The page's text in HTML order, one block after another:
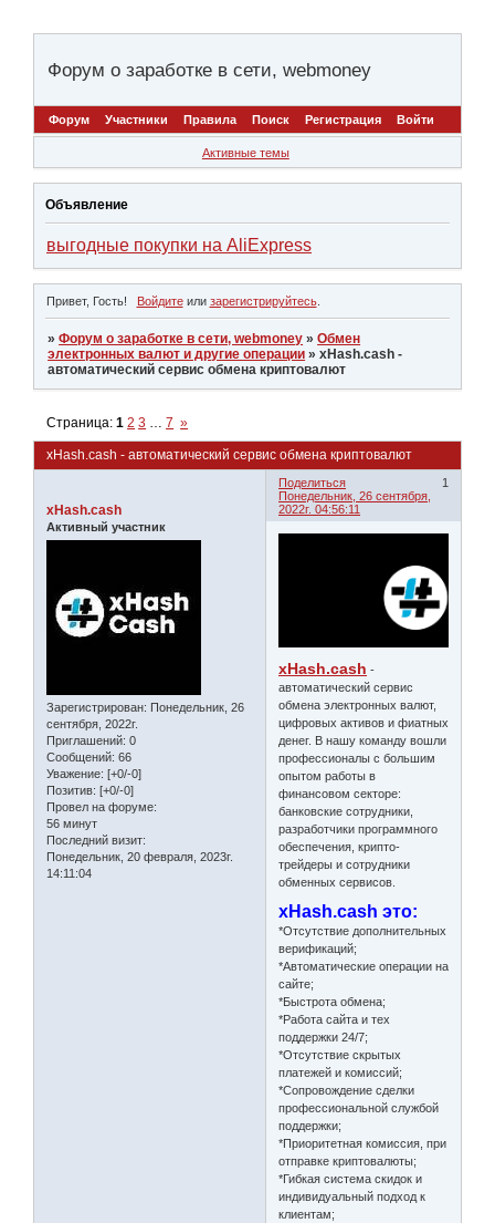
Форум о заработке в сети, webmoney
Форум Участники Правила Поиск Регистрация Войти
Активные темы
Объявление
выгодные покупки на AliExpress
Привет, Гость! Войдитеили зарегистрируйтесь.
»Форум о заработке в сети, webmoney »Обмен
электронных валют и другие операции »xHash.cash -
автоматический сервис обмена криптовалют
xHash.cash - автоматический сервис обмена криптовалют
Страница:1 2 3 … 7 »
Поделиться
1
Понедельник, 26 сентября,
2022г. 04:56:11
xHash.cash
Активный участник
Зарегистрирован: Понедельник, 26
сентября, 2022г.
Приглашений: 0
Сообщений: 66
Уважение: [+0/-0]
Позитив: [+0/-0]
Провел на форуме:
56 минут
Последний визит:
Понедельник, 20 февраля, 2023г.
14:11:04
xHash.cash -
автоматический сервис
обмена электронных валют,
цифровых активов и фиатных
денег. В нашу команду вошли
профессионалы с большим
опытом работы в
финансовом секторе:
банковские сотрудники,
разработчики программного
обеспечения, крипто-
трейдеры и сотрудники
обменных сервисов.
xHash.cash это:
*Отсутствие дополнительных
верификаций;
*Автоматические операции на
сайте;
*Быстрота обмена;
*Работа сайта и тех
поддержки 24/7;
*Отсутствие скрытых
платежей и комиссий;
*Cопровождение сделки
профессиональной службой
поддержки;
*Приоритетная комиссия, при
отправке криптовалюты;
*Гибкая система скидок и
индивидуальный подход к
клиентам;